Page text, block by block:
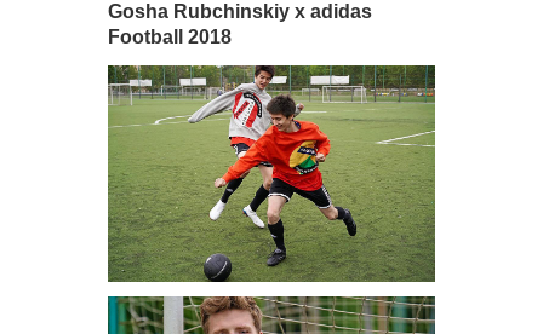
Gosha Rubchinskiy x adidas
Football 2018